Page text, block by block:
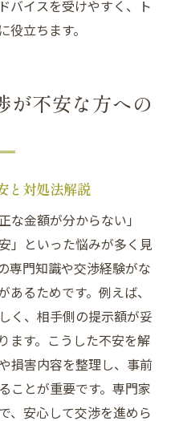
できる対応ステップ
示談金増額に役立つ
ぐ弁護士の交渉術
通事故弁護士の特徴
交渉に与えるメリッ
添う弁護士選びの視
実現するためのポイ
るための交渉ポイン
バイスを受けやすく、ト
立ちます。
が不安な方への
と対処法解説
な金額が分からない」
」といった悩みが多く見
専門知識や交渉経験がな
るためです。例えば、
く、相手側の提示額が妥
ます。こうした不安を解
損害内容を整理し、事前
ことが重要です。専門家
、安心して交渉を進めら